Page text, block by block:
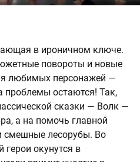
в ироничном ключе.
повороты и новые
любимых персонажей —
проблемы остаются! Так,
сказки — Волк —
а на помочь главной
смешные лесорубы. Во
герои окунутся в